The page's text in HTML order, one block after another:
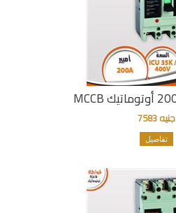
جنيه 7583
تفاصيل